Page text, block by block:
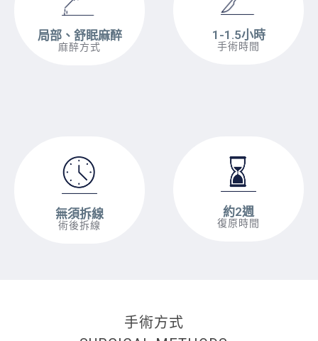
局部、舒眠麻醉
麻醉方式
1-1.5小時
手術時間
無須拆線
術後拆線
約2週
復原時間
手術方式